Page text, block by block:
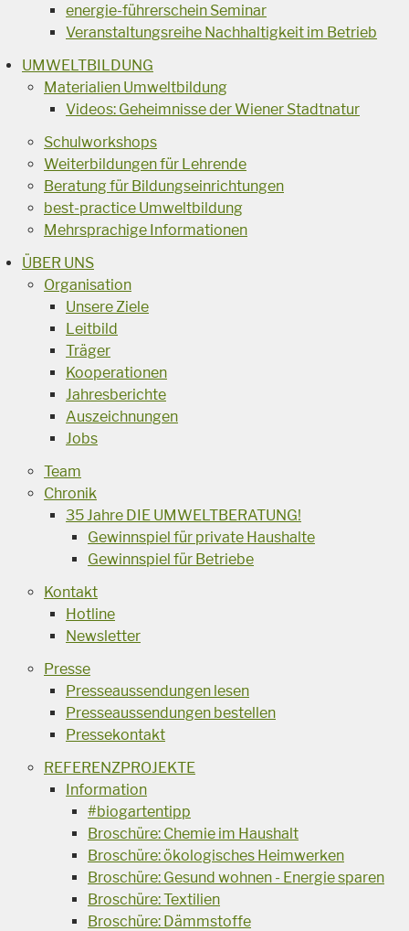
energie-führerschein Seminar
Veranstaltungsreihe Nachhaltigkeit im Betrieb
UMWELTBILDUNG
Materialien Umweltbildung
Videos: Geheimnisse der Wiener Stadtnatur
Schulworkshops
Weiterbildungen für Lehrende
Beratung für Bildungseinrichtungen
best-practice Umweltbildung
Mehrsprachige Informationen
ÜBER UNS
Organisation
Unsere Ziele
Leitbild
Träger
Kooperationen
Jahresberichte
Auszeichnungen
Jobs
Team
Chronik
35 Jahre DIE UMWELTBERATUNG!
Gewinnspiel für private Haushalte
Gewinnspiel für Betriebe
Kontakt
Hotline
Newsletter
Presse
Presseaussendungen lesen
Presseaussendungen bestellen
Pressekontakt
REFERENZPROJEKTE
Information
#biogartentipp
Broschüre: Chemie im Haushalt
Broschüre: ökologisches Heimwerken
Broschüre: Gesund wohnen - Energie sparen
Broschüre: Textilien
Broschüre: Dämmstoffe